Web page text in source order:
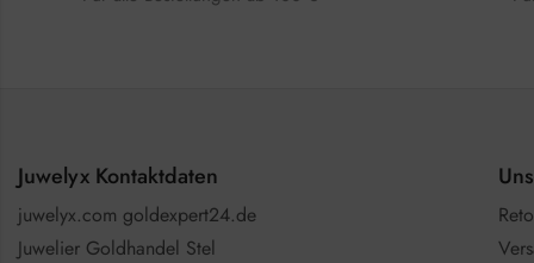
Juwelyx Kontaktdaten
juwelyx.com goldexpert24.de
Juwelier Goldhandel Stel